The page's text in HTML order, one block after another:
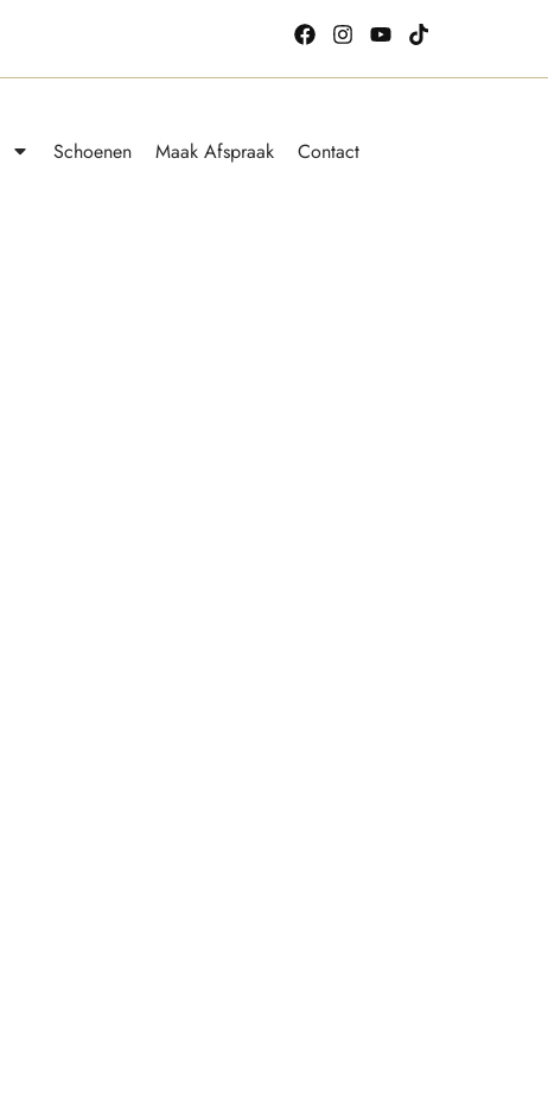
Schoenen Maak Afspraak Contact